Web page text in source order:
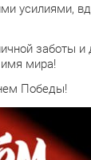
усилиями,
заботы
мира!
Победы!